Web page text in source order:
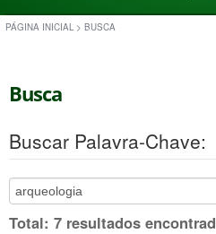
PÁGINA INICIAL > BUSCA
Busca
Buscar Palavra-Chave:
Total: 7 resultados